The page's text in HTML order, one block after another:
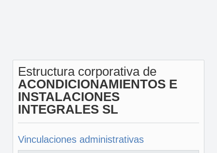
Estructura corporativa de
ACONDICIONAMIENTOS E
INSTALACIONES
INTEGRALES SL
Vinculaciones administrativas